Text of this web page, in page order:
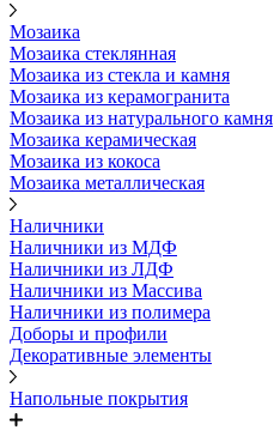
Мозаика
Мозаика стеклянная
Мозаика из стекла и камня
Мозаика из керамогранита
Мозаика из натурального камня
Мозаика керамическая
Мозаика из кокоса
Мозаика металлическая
Наличники
Наличники из МДФ
Наличники из ЛДФ
Наличники из Массива
Наличники из полимера
Доборы и профили
Декоративные элементы
Напольные покрытия